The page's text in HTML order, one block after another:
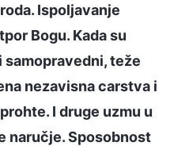
Ispoljavanje
Bogu. Kada su
samopravedni, teže
nezavisna carstva i
I druge uzmu u
naručje. Sposobnost